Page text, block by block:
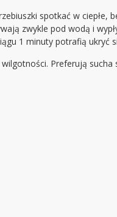
spotkać w
zwykle pod wodą i
1 minuty potrafią
Preferują sucha